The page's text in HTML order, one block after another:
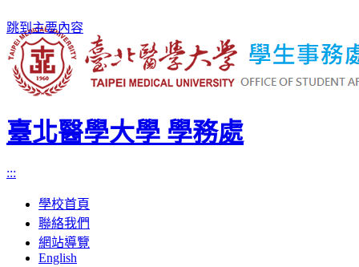
跳到主要內容
臺北醫學大學 學務處
:::
學校首頁
聯絡我們
網站導覽
English